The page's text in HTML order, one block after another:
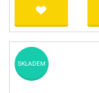
SKLADEM